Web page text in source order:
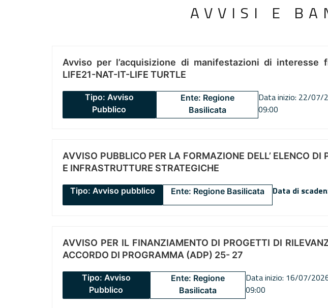
AVVISI E
Avviso per l’acquisizione di manifestazioni di interesse
LIFE21-NAT-IT-LIFE TURTLE
Tipo: Avviso
Pubblico
Ente: Regione
Basilicata
Data inizio: 22/07/
09:00
AVVISO PUBBLICO PER LA FORMAZIONE DELL’ ELENCO
E INFRASTRUTTURE STRATEGICHE
Tipo: Avviso pubblico Ente: Regione Basilicata Data di
AVVISO PER IL FINANZIAMENTO DI PROGETTI DI
ACCORDO DI PROGRAMMA (ADP) 25- 27
Tipo: Avviso
Pubblico
Ente: Regione
Basilicata
Data inizio: 16/07/
09:00